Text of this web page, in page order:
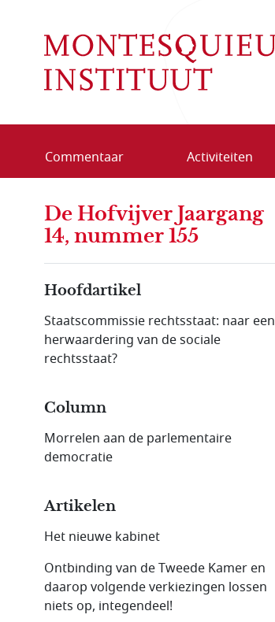
Commentaar Activiteiten
De Hofvijver Jaargang
14, nummer 155
Hoofdartikel
Staatscommissie rechtsstaat: naar een
herwaardering van de sociale
rechtsstaat?
Column
Morrelen aan de parlementaire
democratie
Artikelen
Het nieuwe kabinet
Ontbinding van de Tweede Kamer en
daarop volgende verkiezingen lossen
niets op, integendeel!